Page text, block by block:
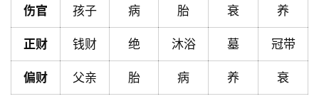
命
理
登录 注册
伤官 孩子 病 胎 衰 养
正财 钱财 绝 沐浴 墓 冠带
偏财 父亲 胎 病 养 衰